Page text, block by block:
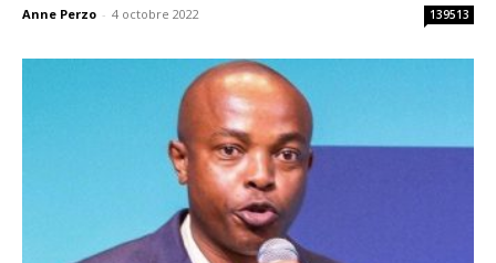
Anne Perzo - 4 octobre 2022 139513